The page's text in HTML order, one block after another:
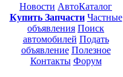
Новости АвтоКаталог
Купить Запчасти Частные
объявления Поиск
автомобилей Подать
объявление Полезное
Контакты Форум